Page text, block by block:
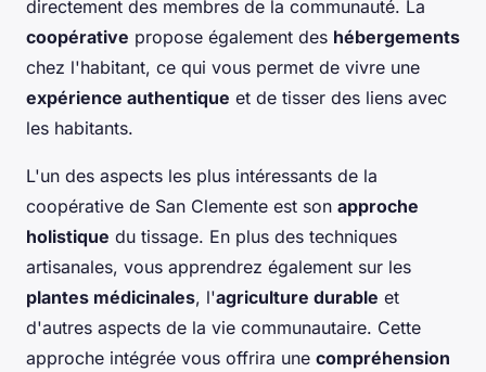
directement des membres de la communauté. La
coopérative propose également des hébergements
chez l'habitant, ce qui vous permet de vivre une
expérience authentique et de tisser des liens avec
les habitants.
L'un des aspects les plus intéressants de la
coopérative de San Clemente est son approche
holistique du tissage. En plus des techniques
artisanales, vous apprendrez également sur les
plantes médicinales, l'agriculture durable et
d'autres aspects de la vie communautaire. Cette
approche intégrée vous offrira une compréhension